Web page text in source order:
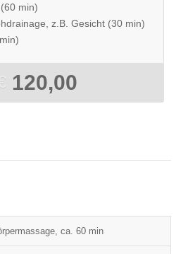
min)
z.B. Gesicht (30 min)
120,00
ca. 60 min